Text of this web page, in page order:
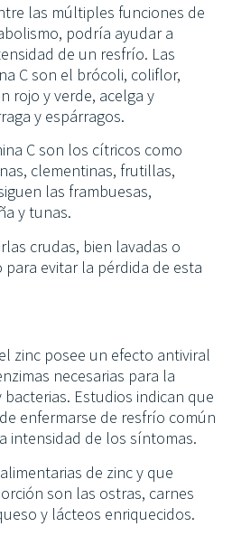
las múltiples funciones de
podría ayudar a
de un resfrío. Las
C son el brócoli, coliflor,
rojo y verde, acelga y
y espárragos.
C son los cítricos como
clementinas, frutillas,
las frambuesas,
y tunas.
crudas, bien lavadas o
evitar la pérdida de esta
zinc posee un efecto antiviral
necesarias para la
Estudios indican que
enfermarse de resfrío común
intensidad de los síntomas.
de zinc y que
son las ostras, carnes
y lácteos enriquecidos.